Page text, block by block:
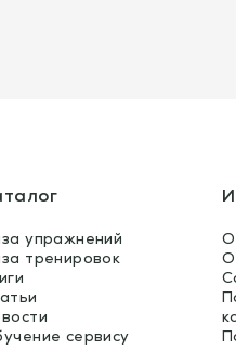
упражнений
тренировок
сервису
О